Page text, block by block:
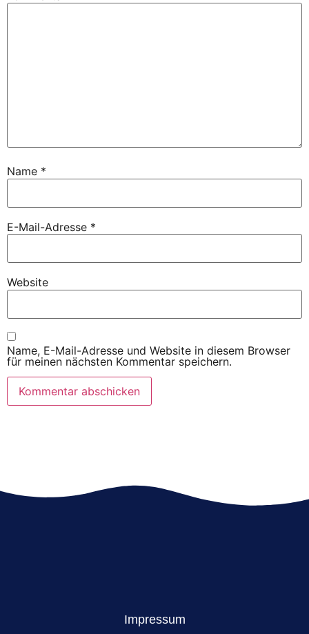
Name *
E-Mail-Adresse *
Website
Name, E-Mail-Adresse und Website in diesem Browser
für meinen nächsten Kommentar speichern.
Impressum